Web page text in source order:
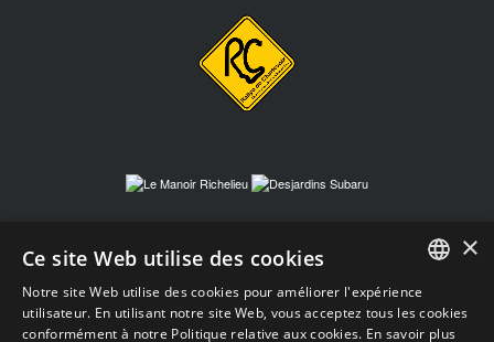
FRENCH
×
Ce site Web utilise des cookies
Notre site Web utilise des cookies pour améliorer l'expérience
utilisateur. En utilisant notre site Web, vous acceptez tous les cookies
conformément à notre Politique relative aux cookies. En savoir plus